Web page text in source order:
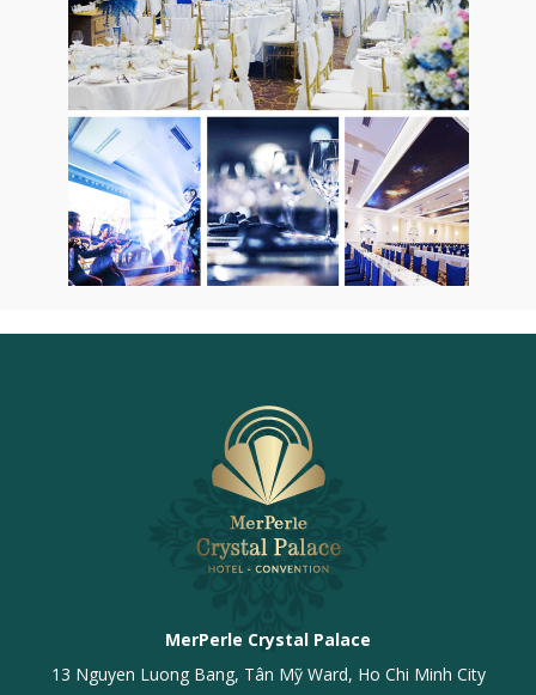
MerPerle Crystal Palace
13 Nguyen Luong Bang, Tân Mỹ Ward, Ho Chi Minh City